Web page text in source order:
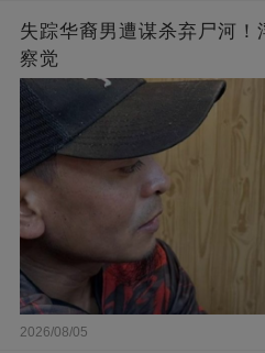
失踪华裔男遭谋杀弃尸河！
察觉
2026/08/05